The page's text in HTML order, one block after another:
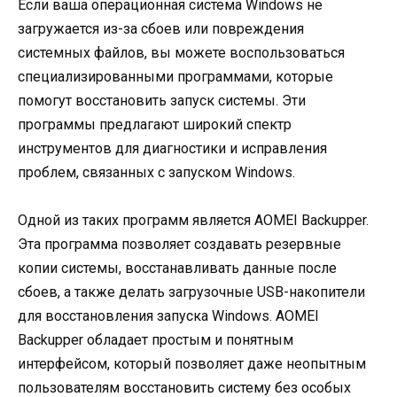
Если ваша операционная система Windows не
загружается из-за сбоев или повреждения
системных файлов, вы можете воспользоваться
специализированными программами, которые
помогут восстановить запуск системы. Эти
программы предлагают широкий спектр
инструментов для диагностики и исправления
проблем, связанных с запуском Windows.
Одной из таких программ является AOMEI Backupper.
Эта программа позволяет создавать резервные
копии системы, восстанавливать данные после
сбоев, а также делать загрузочные USB-накопители
для восстановления запуска Windows. AOMEI
Backupper обладает простым и понятным
интерфейсом, который позволяет даже неопытным
пользователям восстановить систему без особых